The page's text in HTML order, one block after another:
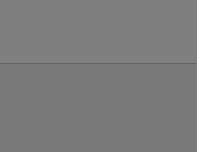
Universidad en Albacete. Web Oficial.